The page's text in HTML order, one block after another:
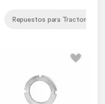
Repuestos para Tractores